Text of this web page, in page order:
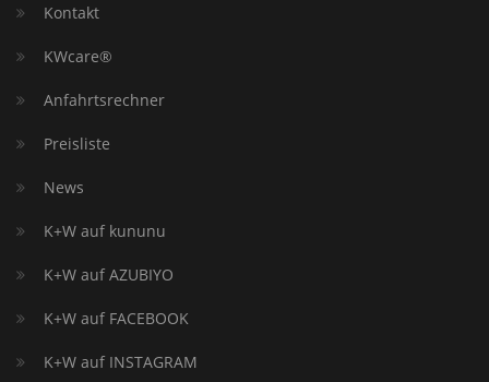
Kontakt
KWcare®
Anfahrtsrechner
Preisliste
News
K+W auf kununu
K+W auf AZUBIYO
K+W auf FACEBOOK
K+W auf INSTAGRAM